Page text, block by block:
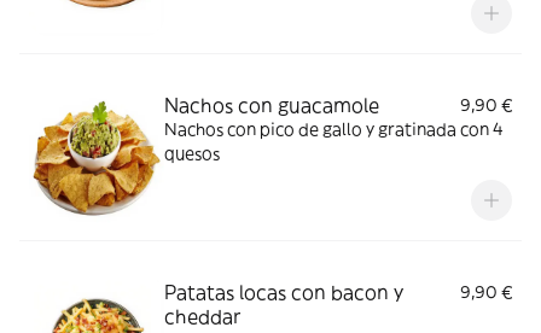
Nachos con guacamole
9,90 €
Nachos con pico de gallo y gratinada con 4
quesos
Patatas locas con bacon y
cheddar
9,90 €